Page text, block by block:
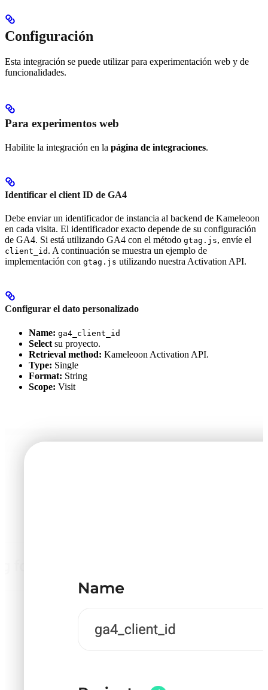
Configuración
Esta integración se puede utilizar para experimentación web y de
funcionalidades.
Para experimentos web
Habilite la integración en la página de integraciones.
Identificar el client ID de GA4
Debe enviar un identificador de instancia al backend de Kameleoon
en cada visita. El identificador exacto depende de su configuración
de GA4. Si está utilizando GA4 con el método gtag.js, envíe el
client_id . A continuación se muestra un ejemplo de
implementación con gtag.js utilizando nuestra Activation API.
Configurar el dato personalizado
Name: ga4_client_id
Select su proyecto.
Retrieval method: Kameleoon Activation API.
Type: Single
Format: String
Scope: Visit